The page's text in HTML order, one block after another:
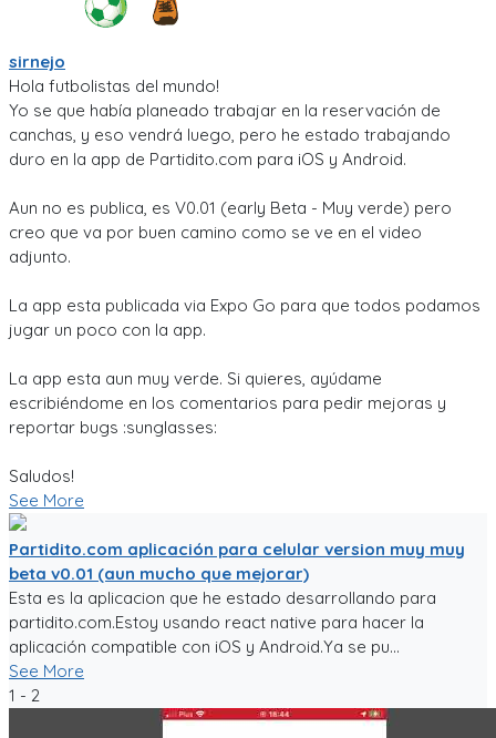
sirnejo
Hola futbolistas del mundo!
Yo se que había planeado trabajar en la reservación de
canchas, y eso vendrá luego, pero he estado trabajando
duro en la app de Partidito.com para iOS y Android.
Aun no es publica, es V0.01 (early Beta - Muy verde) pero
creo que va por buen camino como se ve en el video
adjunto.
La app esta publicada via Expo Go para que todos podamos
jugar un poco con la app.
La app esta aun muy verde. Si quieres, ayúdame
escribiéndome en los comentarios para pedir mejoras y
reportar bugs :sunglasses:
Saludos!
See More
Partidito.com aplicación para celular version muy muy
beta v0.01 (aun mucho que mejorar)
Esta es la aplicacion que he estado desarrollando para
partidito.com.Estoy usando react native para hacer la
aplicación compatible con iOS y Android.Ya se pu...
See More
1 - 2